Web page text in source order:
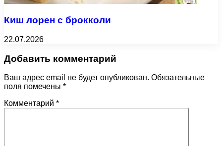
Киш лорен с брокколи
22.07.2026
Добавить комментарий
Ваш адрес email не будет опубликован. Обязательные
поля помечены *
Комментарий *